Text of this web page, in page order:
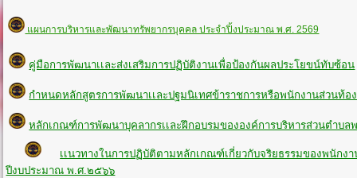
แผนการบริหารและพัฒนาทรัพยากรบุคคล ประจำปิ้งประมาณ พ.ศ. 2569
คู่มือการพัฒนาเเละส่งเสริมการปฏิบัติงานเพื่อป้องกันผลประโยขน์ทับซ้อน
กำหนดหลักสูตรการพัฒนาเเละปฐมนิเทศข้าราชการหรือพนักงานส่วนท้อ
หลักเกณฑ์การพัฒนาบุคลากรเเละฝึกอบรมขององค์การบริหารส่วนตำบ
เเนวทางในการปฏิบัติตามหลักเกณฑ์เกี่ยวกับจริยธรรมของพนัก
ปีงบประมาณ พ.ศ.๒๕๖๖